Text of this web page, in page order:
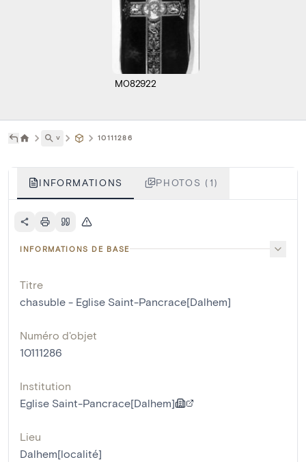
M082922
˅ 10111286
INFORMATIONS PHOTOS (1)
INFORMATIONS DE BASE
Titre
chasuble - Eglise Saint-Pancrace[Dalhem]
Numéro d'objet
10111286
Institution
Eglise Saint-Pancrace[Dalhem]
Lieu
Dalhem[localité]